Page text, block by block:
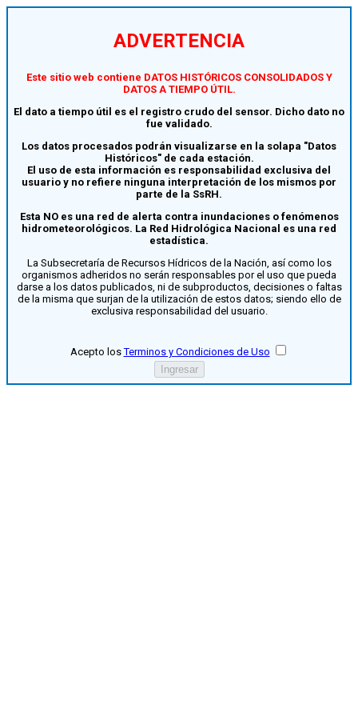
ADVERTENCIA
Este sitio web contiene DATOS HISTÓRICOS CONSOLIDADOS Y
DATOS A TIEMPO ÚTIL.
El dato a tiempo útil es el registro crudo del sensor. Dicho dato no
fue validado.
Los datos procesados podrán visualizarse en la solapa "Datos
Históricos" de cada estación.
El uso de esta información es responsabilidad exclusiva del
usuario y no refiere ninguna interpretación de los mismos por
parte de la SsRH.
Esta NO es una red de alerta contra inundaciones o fenómenos
hidrometeorológicos. La Red Hidrológica Nacional es una red
estadística.
La Subsecretaría de Recursos Hídricos de la Nación, así como los
organismos adheridos no serán responsables por el uso que pueda
darse a los datos publicados, ni de subproductos, decisiones o faltas
de la misma que surjan de la utilización de estos datos; siendo ello de
exclusiva responsabilidad del usuario.
Acepto losTerminos y Condiciones de Uso